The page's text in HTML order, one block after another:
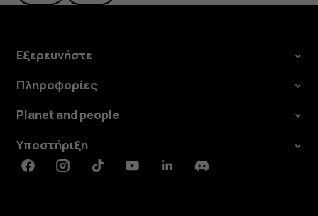
Εξερευνήστε
Πληροφορίες
Planet and people
Υποστήριξη
FacebookInstagramTiktokYoutubeLinkedinDiscord